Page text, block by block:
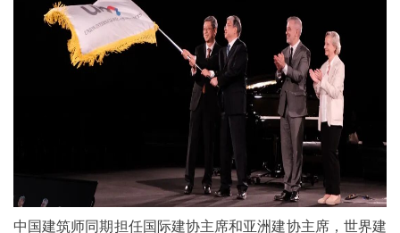
中国建筑师同期担任国际建协主席和亚洲建协主席，世界建